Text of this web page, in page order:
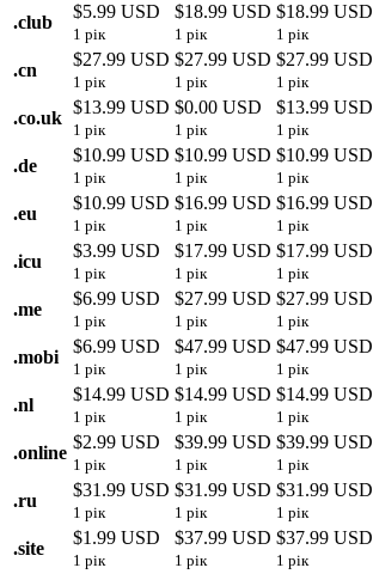
.club
$5.99 USD
1 рік
$18.99 USD
1 рік
$18.99 USD
1 рік
.cn
$27.99 USD
1 рік
$27.99 USD
1 рік
$27.99 USD
1 рік
.co.uk
$13.99 USD
1 рік
$0.00 USD
1 рік
$13.99 USD
1 рік
.de
$10.99 USD
1 рік
$10.99 USD
1 рік
$10.99 USD
1 рік
.eu
$10.99 USD
1 рік
$16.99 USD
1 рік
$16.99 USD
1 рік
.icu
$3.99 USD
1 рік
$17.99 USD
1 рік
$17.99 USD
1 рік
.me
$6.99 USD
1 рік
$27.99 USD
1 рік
$27.99 USD
1 рік
.mobi
$6.99 USD
1 рік
$47.99 USD
1 рік
$47.99 USD
1 рік
.nl
$14.99 USD
1 рік
$14.99 USD
1 рік
$14.99 USD
1 рік
.online
$2.99 USD
1 рік
$39.99 USD
1 рік
$39.99 USD
1 рік
.ru
$31.99 USD
1 рік
$31.99 USD
1 рік
$31.99 USD
1 рік
.site
$1.99 USD
1 рік
$37.99 USD
1 рік
$37.99 USD
1 рік